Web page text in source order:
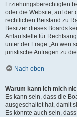
Erziehungsberechtigten
oder die Website, auf der
rechtlichen Beistand zu
Besitzer dieses Boards
Anlaufstelle für
unter der Frage „An wen
juristische Anfragen zu
Nach oben
Warum kann ich mich
Es kann sein, dass die
ausgeschaltet hat, damit
Es könnte auch sein,